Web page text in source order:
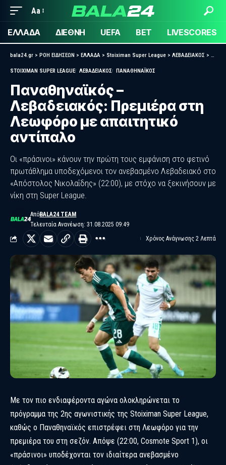
Aa
ΕΛΛΑΔΑ ΔΙΕΘΝΗ UEFA BET LIVESCORES
bala24.gr > ΡΟΗ ΕΙΔΗΣΕΩΝ > ΕΛΛΑΔΑ > Stoiximan Super League > ΛΕΒΑΔΕΙΑΚΟΣ >
STOIXIMAN SUPER LEAGUE ΛΕΒΑΔΕΙΑΚΟΣ ΠΑΝΑΘΗΝΑΪΚΟΣ
Παναθηναϊκός –
Λεβαδειακός: Πρεμιέρα στη
Λεωφόρο με απαιτητικό
αντίπαλο
Οι «πράσινοι» κάνουν την πρώτη τους εμφάνιση στο φετινό
πρωτάθλημα υποδεχόμενοι τον ανεβασμένο Λεβαδειακό στο
«Απόστολος Νικολαΐδης» (22:00), με στόχο να ξεκινήσουν με
νίκη στη Super League.
Τελευταία Ανανέωση: 31.08.2025 09:49
ΑπόBALA24 TEAM
Χρόνος Ανάγνωσης 2 Λεπτά
Με τον πιο ενδιαφέροντα αγώνα ολοκληρώνεται το
πρόγραμμα της 2ης αγωνιστικής της Stoiximan Super League,
καθώς ο Παναθηναϊκός επιστρέφει στη Λεωφόρο για την
πρεμιέρα του στη σεζόν. Απόψε (22:00, Cosmote Sport 1), οι
«πράσινοι» υποδέχονται τον ιδιαίτερα ανεβασμένο